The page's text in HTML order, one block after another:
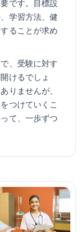
です。目標設
学習方法、健
ることが求め
、受験に対す
けるでしょ
りませんが、
つけていくこ
て、一歩ずつ